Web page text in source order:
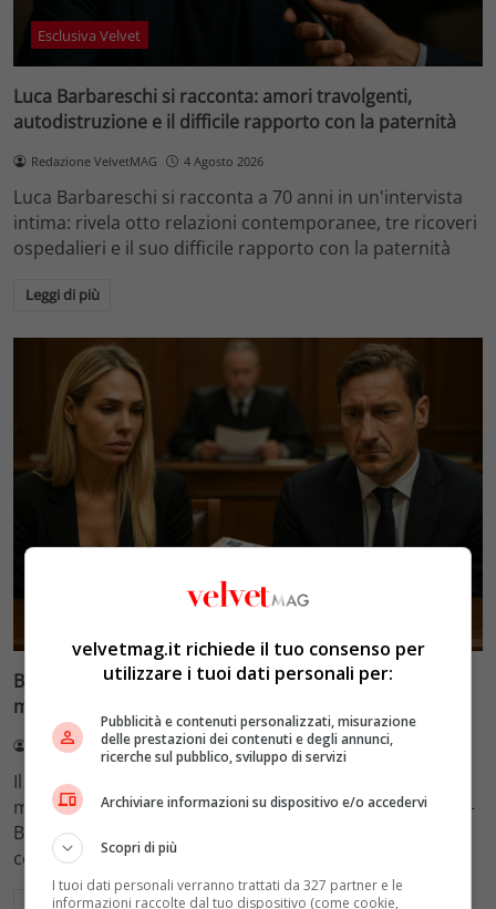
Esclusiva Velvet
Luca Barbareschi si racconta: amori travolgenti,
autodistruzione e il difficile rapporto con la paternità
Redazione VelvetMAG 4 Agosto 2026
Luca Barbareschi si racconta a 70 anni in un'intervista
intima: rivela otto relazioni contemporanee, tre ricoveri
ospedalieri e il suo difficile rapporto con la paternità
Leggi di più
Blasi vs Totti: il giudice riduce l’assegno di
mantenimento a 10.900 euro
Redazione VelvetMAG 4 Agosto 2026
Il Tribunale di Roma ha fissato l'assegno di
mantenimento figli a 10.900 euro mensili nel caso Totti-
Blasi, respingendo la richiesta di 20mila euro della
conduttrice.
velvetmag.it richiede il tuo consenso per
utilizzare i tuoi dati personali per:
Pubblicità e contenuti personalizzati, misurazione
delle prestazioni dei contenuti e degli annunci,
ricerche sul pubblico, sviluppo di servizi
Archiviare informazioni su dispositivo e/o accedervi
Scopri di più
I tuoi dati personali verranno trattati da 327 partner e le
informazioni raccolte dal tuo dispositivo (come cookie,